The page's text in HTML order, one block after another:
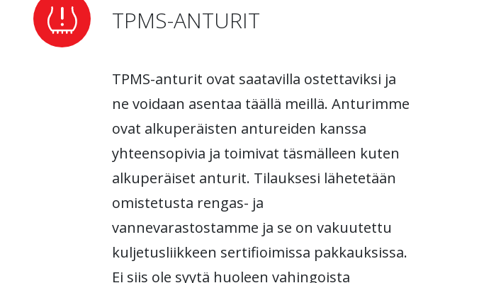
TPMS-ANTURIT
TPMS-anturit ovat saatavilla ostettaviksi ja
ne voidaan asentaa täällä meillä. Anturimme
ovat alkuperäisten antureiden kanssa
yhteensopivia ja toimivat täsmälleen kuten
alkuperäiset anturit. Tilauksesi lähetetään
omistetusta rengas- ja
vannevarastostamme ja se on vakuutettu
kuljetusliikkeen sertifioimissa pakkauksissa.
Ei siis ole syytä huoleen vahingoista